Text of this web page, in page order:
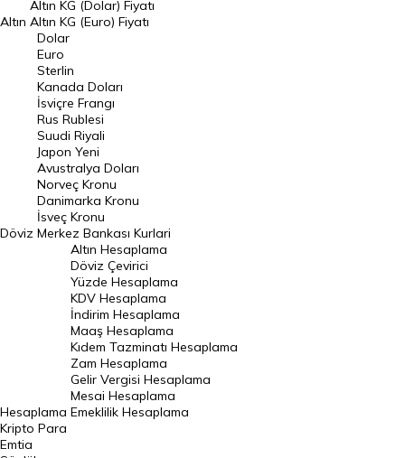
Euro Kuru
Pound Kuru
Frank Kuru
Riyal Kuru
Avustralya Doları
Danimarka Kronu Kuru
Kanada Doları Kuru
Norveç Kronu Kuru
İsveç Kronu Kuru
Japon Yeni Kuru
Serbest Piyasa Döviz Kurları
Merkez Bankası Döviz Kurları
Altın Fiyatları
Gram Altın Fiyatı
Altın
Altın KG (Dolar) Fiyatı
Altın KG (Euro) Fiyatı
Döviz
Dolar
Euro
Sterlin
Kanada Doları
İsviçre Frangı
Rus Rublesi
Suudi Riyali
Japon Yeni
Avustralya Doları
Norveç Kronu
Danimarka Kronu
İsveç Kronu
Merkez Bankası Kurlari
Hesaplama
Altın Hesaplama
Döviz Çevirici
Yüzde Hesaplama
KDV Hesaplama
İndirim Hesaplama
Maaş Hesaplama
Kıdem Tazminatı Hesaplama
Zam Hesaplama
Gelir Vergisi Hesaplama
Mesai Hesaplama
Emeklilik Hesaplama
Kripto Para
Emtia